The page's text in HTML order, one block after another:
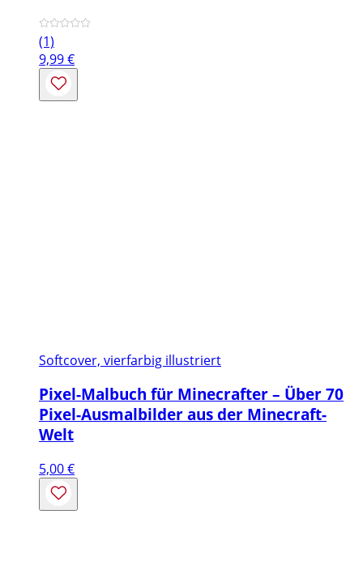
(1)
9,99€
Softcover, vierfarbig illustriert
Pixel-Malbuch für Minecrafter – Über 70
Pixel-Ausmalbilder aus der Minecraft-
Welt
5,00€